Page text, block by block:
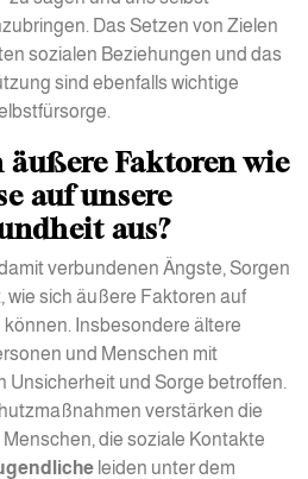
Das Setzen von Zielen
sozialen Beziehungen und das
sind ebenfalls wichtige
Faktoren wie
auf unsere
aus?
verbundenen Ängste, Sorgen
wie sich äußere Faktoren auf
Insbesondere ältere
und Menschen mit
Unsicherheit und Sorge betroffen.
verstärken die
die soziale Kontakte
leiden unter dem